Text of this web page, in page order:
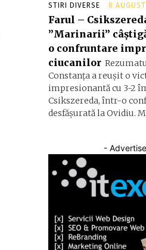
STIRI DIVERSE 8
Farul –
”Marinarii”
o confruntare
ciucanilor
Constanța a reușit o
impresionantă cu 3-2
Csikszereda, într-o
desfășurată la Ovidiu.
-